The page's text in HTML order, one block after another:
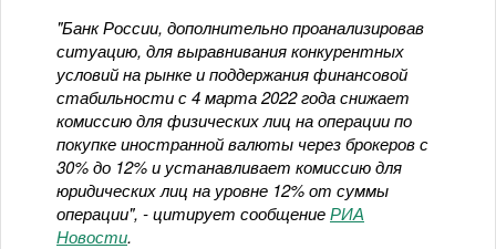
"Банк России, дополнительно проанализировав
ситуацию, для выравнивания конкурентных
условий на рынке и поддержания финансовой
стабильности с 4 марта 2022 года снижает
комиссию для физических лиц на операции по
покупке иностранной валюты через брокеров с
30% до 12% и устанавливает комиссию для
юридических лиц на уровне 12% от суммы
операции", - цитирует сообщениеРИА
Новости.